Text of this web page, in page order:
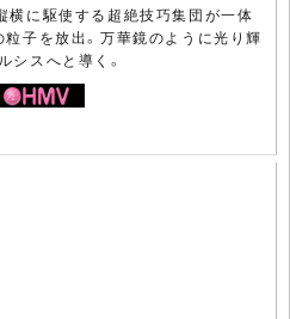
横に駆使する超絶技巧集団が一体
粒子を放出。万華鏡のように光り輝
シスへと導く。